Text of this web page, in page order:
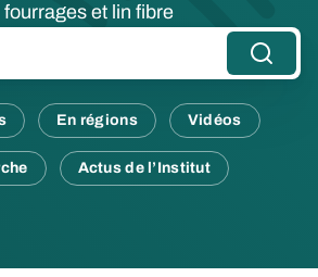
et lin fibre
En régions Vidéos
Actus de l’Institut